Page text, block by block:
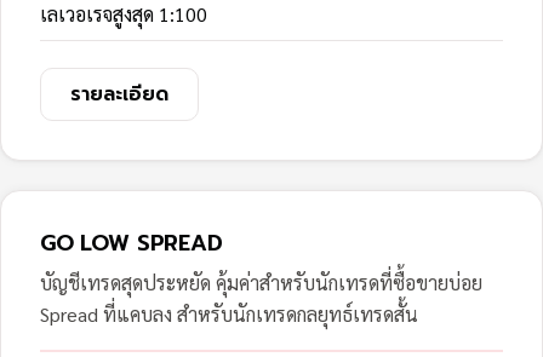
เลเวอเรจสูงสุด 1:100
รายละเอียด
GO LOW SPREAD
บัญชีเทรดสุดประหยัด คุ้มค่าสำหรับนักเทรดที่ซื้อขายบ่อย
Spread ที่แคบลง สำหรับนักเทรดกลยุทธ์เทรดสั้น